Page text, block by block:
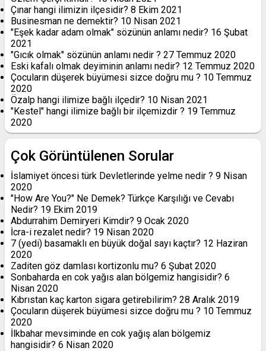
Çınar hangi ilimizin ilçesidir? 8 Ekim 2021
Businesman ne demektir? 10 Nisan 2021
"Eşek kadar adam olmak" sözünün anlamı nedir? 16 Şubat
2021
"Gıcık olmak" sözünün anlamı nedir ? 27 Temmuz 2020
Eski kafalı olmak deyiminin anlamı nedir? 12 Temmuz 2020
Çocuların düşerek büyümesi sizce doğru mu ? 10 Temmuz
2020
Özalp hangi ilimize bağlı ilçedir? 10 Nisan 2021
"Kestel" hangi ilimize bağlı bir ilçemizdir ? 19 Temmuz
2020
Çok Görüntülenen Sorular
İslamiyet öncesi türk Devletlerinde yelme nedir ? 9 Nisan
2020
"How Are You?" Ne Demek? Türkçe Karşılığı ve Cevabı
Nedir? 19 Ekim 2019
Abdurrahim Demiryeri Kimdir? 9 Ocak 2020
İcra-i rezalet nedir? 19 Nisan 2020
7 (yedi) basamaklı en büyük doğal sayı kaçtır? 12 Haziran
2020
Zaditen göz damlası kortizonlu mu? 6 Şubat 2020
Sonbaharda en cok yağıs alan bölgemiz hangisidir? 6
Nisan 2020
Kıbrıstan kaç karton sigara getirebilirim? 28 Aralık 2019
Çocuların düşerek büyümesi sizce doğru mu ? 10 Temmuz
2020
İlkbahar mevsiminde en cok yağış alan bölgemiz
hangisidir? 6 Nisan 2020